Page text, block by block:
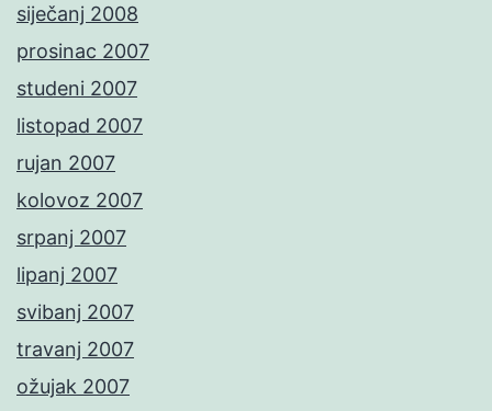
siječanj 2008
prosinac 2007
studeni 2007
listopad 2007
rujan 2007
kolovoz 2007
srpanj 2007
lipanj 2007
svibanj 2007
travanj 2007
ožujak 2007